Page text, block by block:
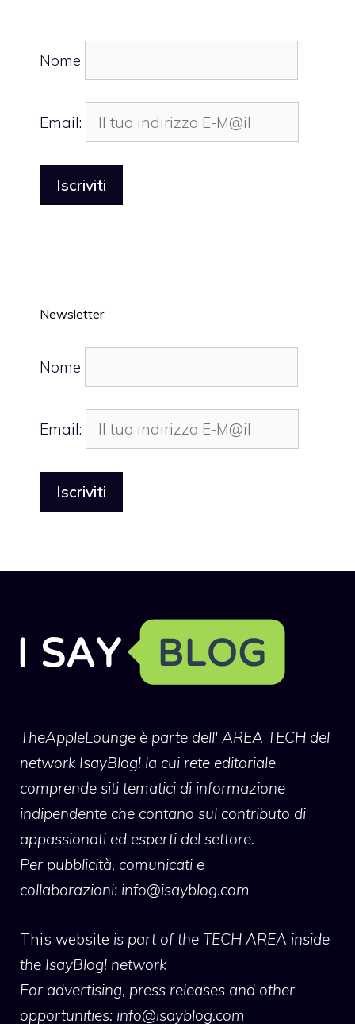
Nome
Email:
Newsletter
Nome
Email:
TheAppleLounge è parte dell' AREA TECH del
network IsayBlog! la cui rete editoriale
comprende siti tematici di informazione
indipendente che contano sul contributo di
appassionati ed esperti del settore.
Per pubblicità, comunicati e
collaborazioni: info@isayblog.com
This website is part of the TECH AREA inside
the IsayBlog! network
For advertising, press releases and other
opportunities: info@isayblog.com